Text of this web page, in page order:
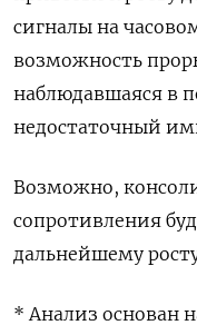
сигналы на
возможность
наблюдавшаяся в
недостаточный
Возможно,
сопротивления
дальнейшему
* Анализ основан